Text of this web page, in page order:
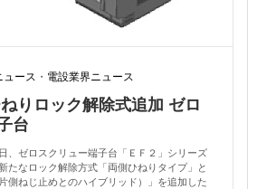
ュース ・ 電設業界ニュース
りロック解除式追加 ゼロ
台
、ゼロスクリュー端子台「ＥＦ２」シリーズ
たなロック解除方式「両側ひねりタイプ」と
側ねじ止めとのハイブリッド）」を追加した